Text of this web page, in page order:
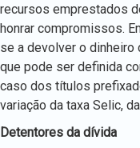
recursos emprestados
honrar compromissos.
se a devolver o dinheiro
que pode ser definida
caso dos títulos
variação da taxa Selic,
Detentores da dívida